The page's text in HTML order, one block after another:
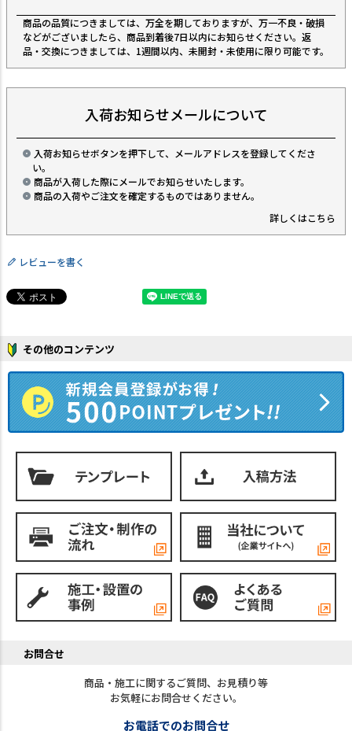
商品の品質につきましては、万全を期しておりますが、万一不良・破損
などがございましたら、商品到着後7日以内にお知らせください。返
品・交換につきましては、1週間以内、未開封・未使用に限り可能です。
入荷お知らせメールについて
入荷お知らせボタンを押下して、メールアドレスを登録してくださ
い。
商品が入荷した際にメールでお知らせいたします。
商品の入荷やご注文を確定するものではありません。
詳しくはこちら
レビューを書く
その他のコンテンツ
お問合せ
商品・施工に関するご質問、お見積り等
お気軽にお問合せください。
お電話でのお問合せ